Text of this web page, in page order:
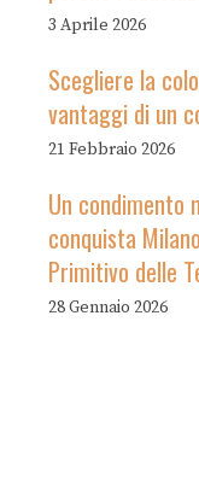
3 Aprile 2026
Scegliere la
vantaggi di un
21 Febbraio 2026
Un condimento
conquista
Primitivo delle
28 Gennaio 2026